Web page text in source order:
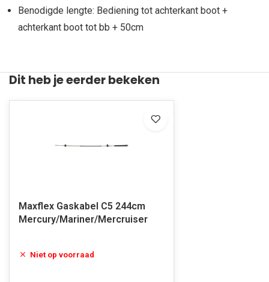
Benodigde lengte: Bediening tot achterkant boot +
achterkant boot tot bb + 50cm
Dit heb je eerder bekeken
Maxflex Gaskabel C5 244cm
Mercury/Mariner/Mercruiser
Niet op voorraad